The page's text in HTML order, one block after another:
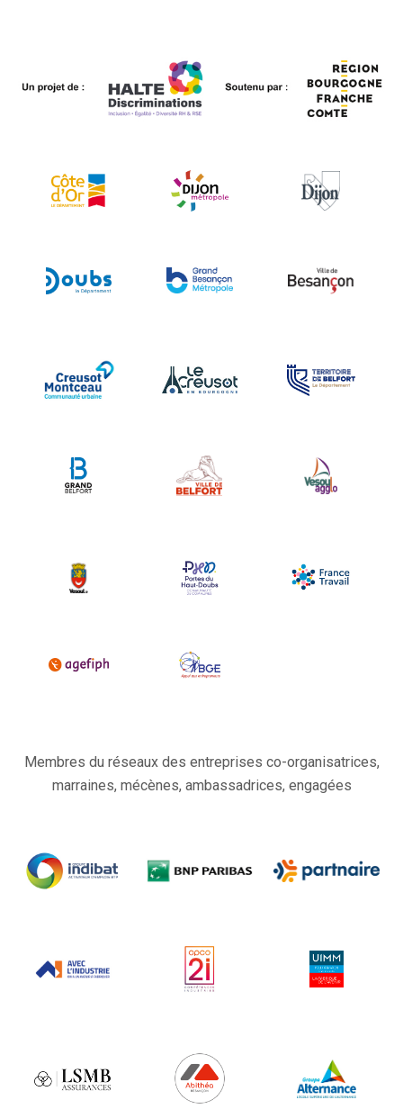
Membres du réseaux des entreprises co-organisatrices,
marraines, mécènes, ambassadrices, engagées